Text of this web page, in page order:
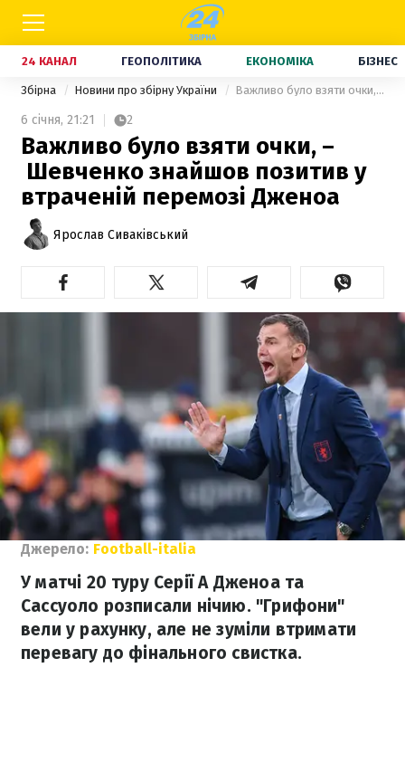
24 КАНАЛ ГЕОПОЛІТИКА ЕКОНОМІКА БІЗНЕС
Збірна Новини про збірну України Важливо було взяти очки, – Шевченко знайшов позитив у втраченій перемозі Дженоа
6 січня, 21:21 2
Важливо було взяти очки, –
Шевченко знайшов позитив у
втраченій перемозі Дженоа
Ярослав Сиваківський
Джерело: Football-italia
У матчі 20 туру Серії А Дженоа та
Сассуоло розписали нічию. "Грифони"
вели у рахунку, але не зуміли втримати
перевагу до фінального свистка.